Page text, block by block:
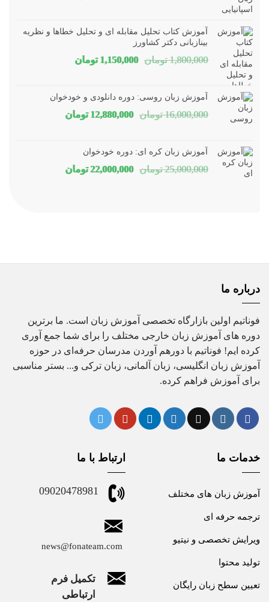
بود.
است.
آموزش کتاب تحلیل مقابله ای و تحلیل خطاها و نظریه
بینازبانی دکتر کشاورز
1,800,000 تومان قیمت
بود.
1,150,000 تومانقیمت
است.
آموزش زبان روسی: دوره دانلودی و خودخوان
16,000,000 تومان قیمت
بود.
12,880,000 تومانقیمت
آموزش زبان کره ای: دوره خودخوان
25,000,000 تومان قیمت
22,000,000 تومانقیمت
درباره ما
فوناتیم اولین بازارگاه تخصصی آموزش زبان است. ما برترین
دوره های آموزش زبان خارجی مختلف را برای شما جمع آوری
کرده ایم! فوناتیم با دورهم آوردن مدرسان حرفه‌ای در حوزه
آموزش زبان انگلیسی، زبان آلمانی، زبان ترکی و... بستر مناسبی
برای آموزش فراهم کرده.
خدمات ما
آموزش زبان های مختلف
ترجمه حرفه ای
ویرایش تخصصی و نیتیو
تولید محتوا
تعیین سطح زبان رایگان
ارتباط با ما
09020478981
news@fonateam.com
تکمیل فرم
ارتباطی